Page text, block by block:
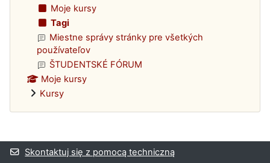
Moje kursy
Tagi
Miestne správy stránky pre všetkých
používateľov
ŠTUDENTSKÉ FÓRUM
Moje kursy
Kursy
Bloki uzupełniające
Skontaktuj się z pomocą techniczną